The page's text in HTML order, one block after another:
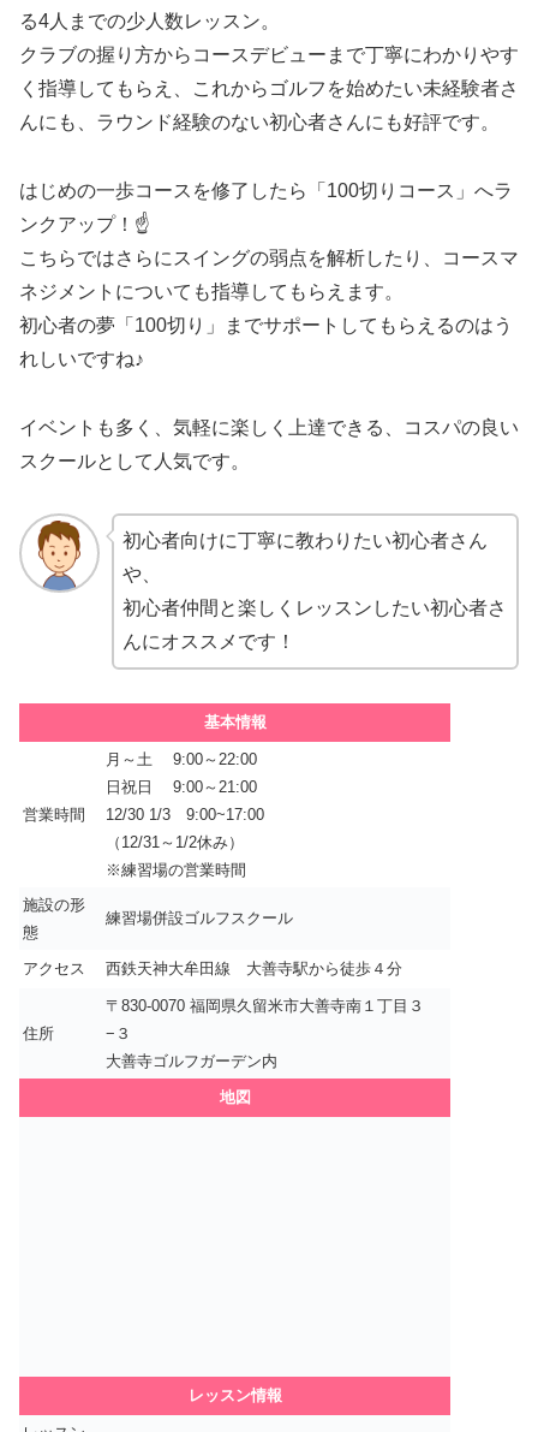
る4人までの少人数レッスン。
クラブの握り方からコースデビューまで丁寧にわかりやす
く指導してもらえ、これからゴルフを始めたい未経験者さ
んにも、ラウンド経験のない初心者さんにも好評です。
はじめの一歩コースを修了したら「100切りコース」へラ
ンクアップ！☝
こちらではさらにスイングの弱点を解析したり、コースマ
ネジメントについても指導してもらえます。
初心者の夢「100切り」までサポートしてもらえるのはう
れしいですね♪
イベントも多く、気軽に楽しく上達できる、コスパの良い
スクールとして人気です。
初心者向けに丁寧に教わりたい初心者さん
や、
初心者仲間と楽しくレッスンしたい初心者さ
んにオススメです！
基本情報
営業時間
月～土 9:00～22:00
日祝日 9:00～21:00
12/30 1/3 9:00~17:00
（12/31～1/2休み）
※練習場の営業時間
施設の形
態
練習場併設ゴルフスクール
アクセス 西鉄天神大牟田線 大善寺駅から徒歩４分
住所
〒830-0070 福岡県久留米市大善寺南１丁目３
−３
大善寺ゴルフガーデン内
地図
レッスン情報